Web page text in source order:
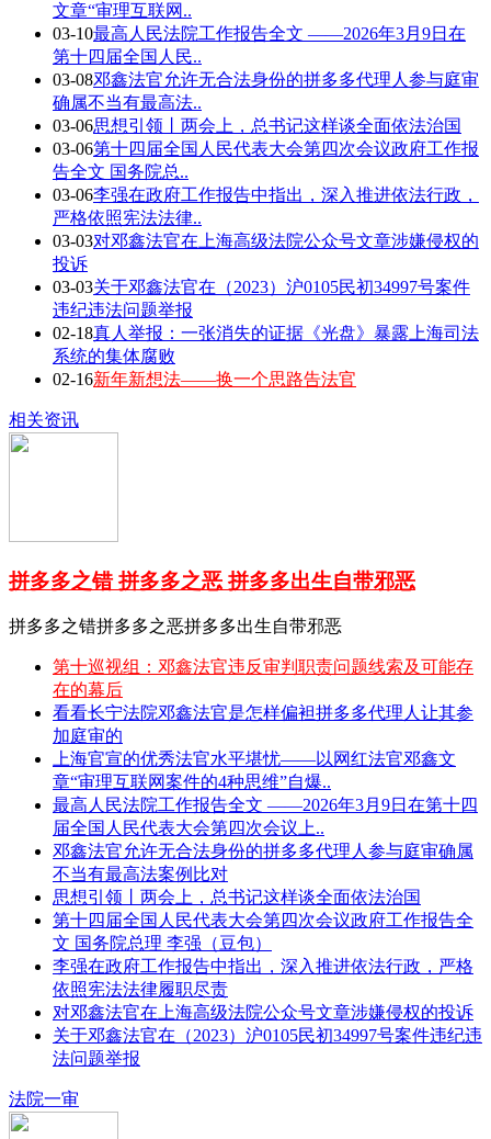
文章“审理互联网..
03-10最高人民法院工作报告全文 ——2026年3月9日在
第十四届全国人民..
03-08邓鑫法官允许无合法身份的拼多多代理人参与庭审
确属不当有最高法..
03-06思想引领丨两会上，总书记这样谈全面依法治国
03-06第十四届全国人民代表大会第四次会议政府工作报
告全文 国务院总..
03-06李强在政府工作报告中指出，深入推进依法行政，
严格依照宪法法律..
03-03对邓鑫法官在上海高级法院公众号文章涉嫌侵权的
投诉
03-03关于邓鑫法官在（2023）沪0105民初34997号案件
违纪违法问题举报
02-18真人举报：一张消失的证据《光盘》暴露上海司法
系统的集体腐败
02-16新年新想法——换一个思路告法官
相关资讯
拼多多之错 拼多多之恶 拼多多出生自带邪恶
拼多多之错拼多多之恶拼多多出生自带邪恶
第十巡视组：邓鑫法官违反审判职责问题线索及可能存
在的幕后
看看长宁法院邓鑫法官是怎样偏袒拼多多代理人让其参
加庭审的
上海官宣的优秀法官水平堪忧——以网红法官邓鑫文
章“审理互联网案件的4种思维”自爆..
最高人民法院工作报告全文 ——2026年3月9日在第十四
届全国人民代表大会第四次会议上..
邓鑫法官允许无合法身份的拼多多代理人参与庭审确属
不当有最高法案例比对
思想引领丨两会上，总书记这样谈全面依法治国
第十四届全国人民代表大会第四次会议政府工作报告全
文 国务院总理 李强（豆包）
李强在政府工作报告中指出，深入推进依法行政，严格
依照宪法法律履职尽责
对邓鑫法官在上海高级法院公众号文章涉嫌侵权的投诉
关于邓鑫法官在（2023）沪0105民初34997号案件违纪违
法问题举报
法院一审